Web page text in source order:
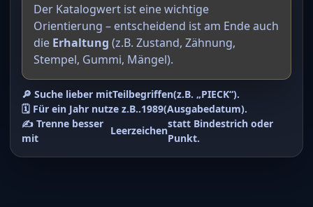
Der Katalogwert ist eine wichtige
Orientierung – entscheidend ist am Ende auch
die Erhaltung (z.B. Zustand, Zähnung,
Stempel, Gummi, Mängel).
🔎 Suche lieber mitTeilbegriffen(z.B. „PIECK“).
🗓️ Für ein Jahr nutze z.B..1989(Ausgabedatum).
✍️ Trenne besser
mit
Leerzeichen
statt Bindestrich oder
Punkt.